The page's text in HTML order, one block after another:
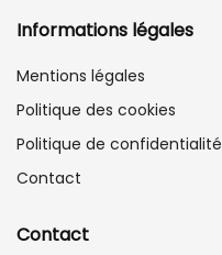
Informations légales
Mentions légales
Politique des cookies
Politique de confidentialité
Contact
Contact